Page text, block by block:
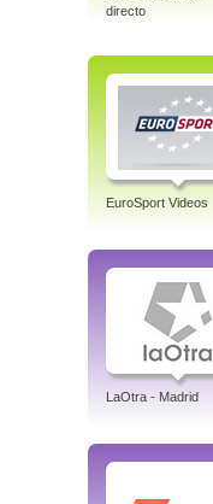
directo
EuroSport Videos
LaOtra - Madrid